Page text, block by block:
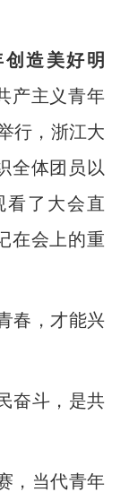
造美好明
产主义青年
行，浙江大
全体团员以
看了大会直
在会上的重
春，才能兴
奋斗，是共
，当代青年